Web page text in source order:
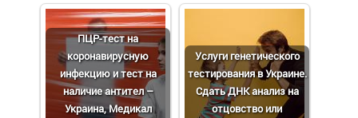
ПЦР-тест на
коронавирусную
инфекцию и тест на
наличие антител –
Украина, Медикал
Услуги генетического
тестирования в Украине.
Сдать ДНК анализ на
отцовство или